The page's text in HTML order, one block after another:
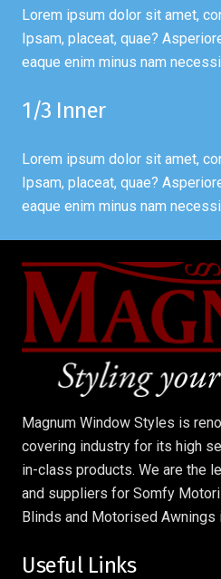
Lorem ipsum dolor sit amet,
Ipsam, placeat, quae?
eaque enim minus nam
1/3 Inner
Lorem ipsum dolor sit amet,
Ipsam, placeat, quae?
eaque enim minus nam
Magnum Window Styles is
covering industry for its high
in-class products. We are the
and suppliers for Somfy
Blinds and Motorised Awnings
Useful Links